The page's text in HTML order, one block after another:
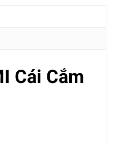
Cái Cắm